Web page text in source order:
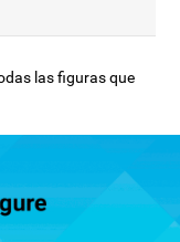
las figuras que